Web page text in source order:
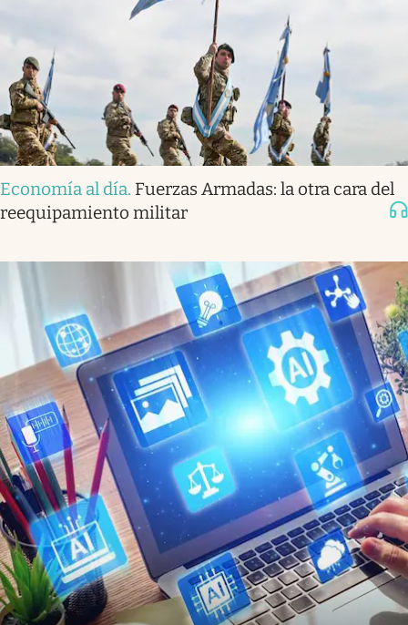
Economía al día. Fuerzas Armadas: la otra cara del
reequipamiento militar